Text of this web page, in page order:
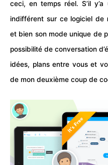
ceci, en temps réel. S’il
indifférent sur ce logiciel de
et bien son mode unique de
possibilité de conversation
idées, plans entre vous et
de mon deuxième coup de